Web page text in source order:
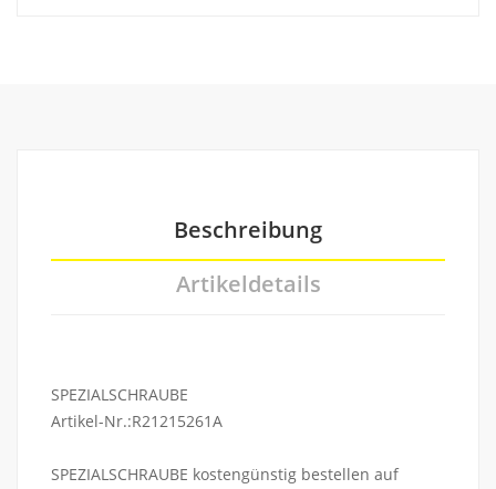
Beschreibung
Artikeldetails
SPEZIALSCHRAUBE
Artikel-Nr.:R21215261A
SPEZIALSCHRAUBE kostengünstig bestellen auf